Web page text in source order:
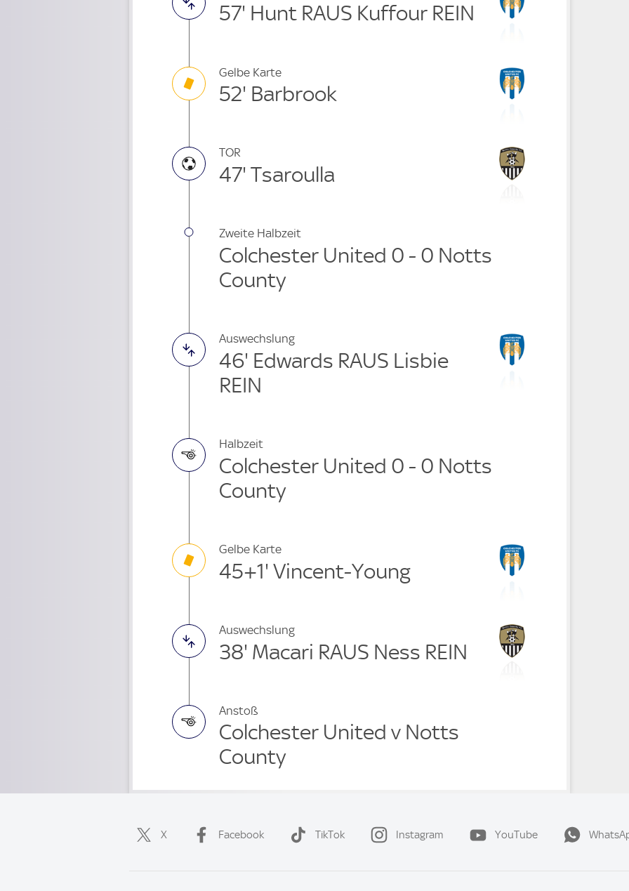
57' Hunt RAUS Kuffour REIN
Gelbe Karte
52' Barbrook
TOR
47' Tsaroulla
Zweite Halbzeit
Colchester United 0 - 0 Notts
County
Auswechslung
46' Edwards RAUS Lisbie
REIN
Halbzeit
Colchester United 0 - 0 Notts
County
Gelbe Karte
45+1' Vincent-Young
Auswechslung
38' Macari RAUS Ness REIN
Anstoß
Colchester United v Notts
County
X Facebook TikTok Instagram YouTube